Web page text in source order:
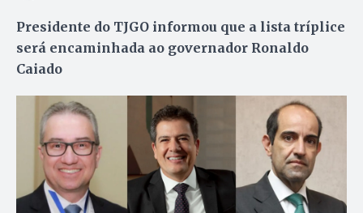
Presidente do TJGO informou que a lista tríplice
será encaminhada ao governador Ronaldo
Caiado